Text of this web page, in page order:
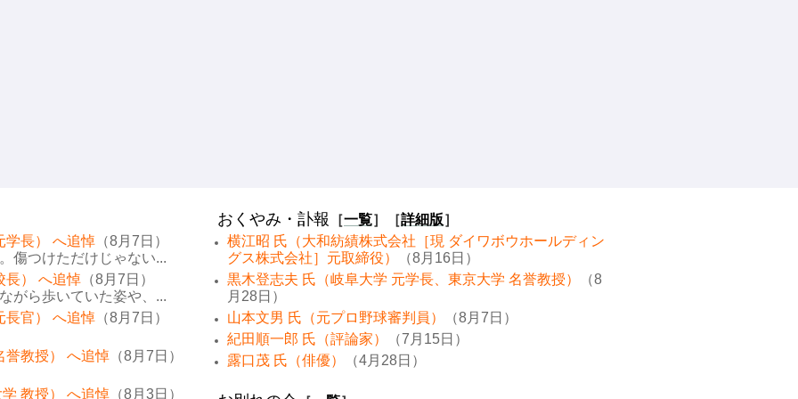
学長） へ追悼 （8月7日）
傷つけただけじゃない...
長） へ追悼 （8月7日）
がら歩いていた姿や、...
長官） へ追悼 （8月7日）
誉教授） へ追悼 （8月7日）
教授） へ追悼 （8月3日）
おくやみ・訃報 ［一覧］［詳細版］
横江昭 氏（大和紡績株式会社［現 ダイワボウホールディン
グス株式会社］元取締役）
（8月16日）
黒木登志夫 氏（岐阜大学 元学長、東京大学 名誉教授）
（8
月28日）
山本文男 氏（元プロ野球審判員）
（8月7日）
紀田順一郎 氏（評論家）
（7月15日）
露口茂 氏（俳優）
（4月28日）